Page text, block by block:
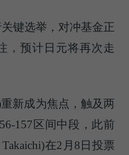
键选举，对冲基金正
，预计日元将再次走
新成为焦点，触及两
157区间中段，此前
在2月8日投票